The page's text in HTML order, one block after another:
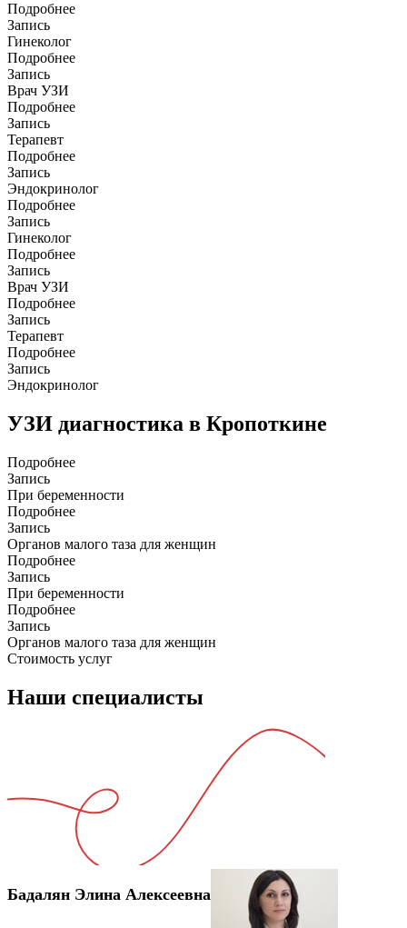
Подробнее
Запись
Гинеколог
Подробнее
Запись
Врач УЗИ
Подробнее
Запись
Терапевт
Подробнее
Запись
Эндокринолог
Подробнее
Запись
Гинеколог
Подробнее
Запись
Врач УЗИ
Подробнее
Запись
Терапевт
Подробнее
Запись
Эндокринолог
УЗИ диагностика в Кропоткинe
Подробнее
Запись
При беременности
Подробнее
Запись
Органов малого таза для женщин
Подробнее
Запись
При беременности
Подробнее
Запись
Органов малого таза для женщин
Стоимость услуг
Наши специалисты
Бадалян Элина Алексеевна